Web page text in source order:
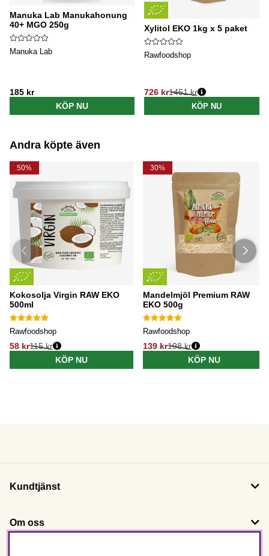
Manuka Lab Manukahonung
40+ MGO 250g
Manuka Lab
185 kr
KÖP NU
Xylitol EKO 1kg x 5 paket
Rawfoodshop
726 kr
Ordinarie pris:
1451 kr
KÖP NU
Andra köpte även
50%
Kokosolja Virgin RAW EKO
500ml
Rawfoodshop
58 kr115 kr
KÖP NU
30%
Mandelmjöl Premium RAW
EKO 500g
Rawfoodshop
139 kr198 kr
KÖP NU
Kundtjänst
Om oss